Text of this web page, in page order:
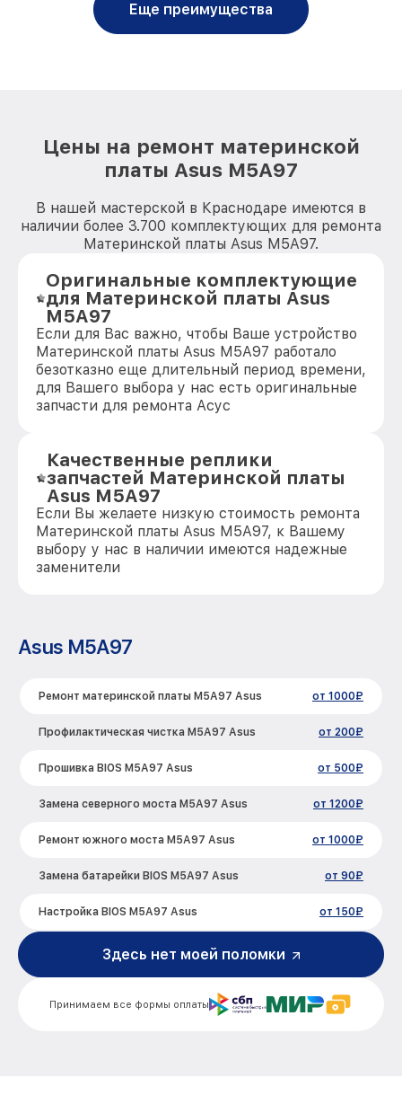
Еще преимущества
Цены на ремонт материнской
платы Asus M5A97
В нашей мастерской в Краснодаре имеются в
наличии более 3.700 комплектующих для ремонта
Материнской платы Asus M5A97.
Оригинальные комплектующие
для Материнской платы Asus
M5A97
Если для Вас важно, чтобы Ваше устройство
Материнской платы Asus M5A97 работало
безотказно еще длительный период времени,
для Вашего выбора у нас есть оригинальные
запчасти для ремонта Асус
Качественные реплики
запчастей Материнской платы
Asus M5A97
Если Вы желаете низкую стоимость ремонта
Материнской платы Asus M5A97, к Вашему
выбору у нас в наличии имеются надежные
заменители
Asus M5A97
Ремонт материнской платы M5A97 Asus от 1000₽
Профилактическая чистка M5A97 Asus от 200₽
Прошивка BIOS M5A97 Asus от 500₽
Замена северного моста M5A97 Asus от 1200₽
Ремонт южного моста M5A97 Asus от 1000₽
Замена батарейки BIOS M5A97 Asus от 90₽
Настройка BIOS M5A97 Asus от 150₽
Принимаем все формы оплаты
Здесь нет моей поломки